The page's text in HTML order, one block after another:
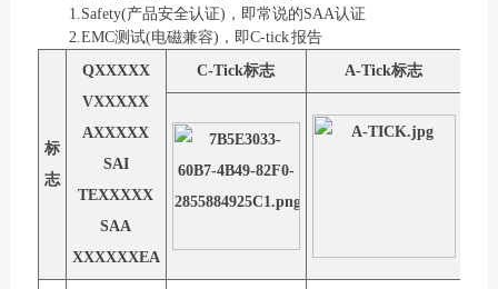
1.Safety(产品安全认证)，即常说的SAA认证
2.EMC测试(电磁兼容)，即C-tick 报告
标
志
QXXXXX
VXXXXX
AXXXXX
SAI
TEXXXXX
SAA
XXXXXXEA
C-Tick标志 A-Tick标志